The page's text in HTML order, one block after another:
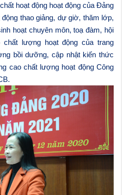
hoạt động hoạt động của Đảng
thao giảng, dự giờ, thăm lớp,
hoạt chuyên môn, toạ đàm, hội
chất lượng hoạt động của trang
bồi dưỡng, cập nhật kiến thức
cao chất lượng hoạt động Công